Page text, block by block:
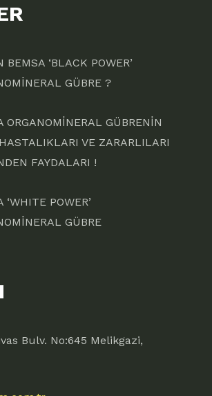
BEMSA ‘BLACK POWER’
GÜBRE ?
ORGANOMİNERAL GÜBRENİN
VE ZARARLILARI
FAYDALARI !
‘WHITE POWER’
GÜBRE
Bulv. No:645 Melikgazi,